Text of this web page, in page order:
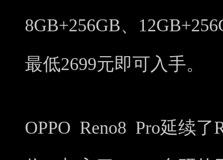
8GB+256GB、
最低2699元即可入手。
OPPO Reno8 Pro延续